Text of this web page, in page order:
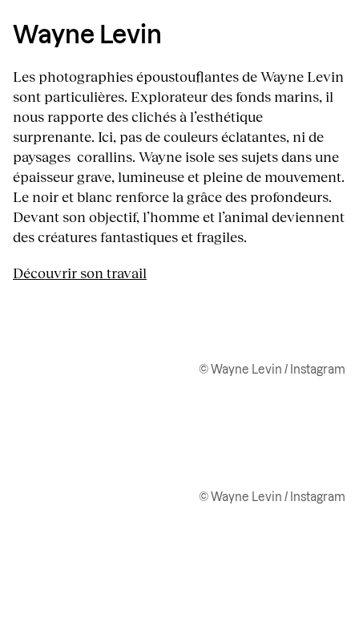
Wayne Levin
Les photographies époustouflantes de Wayne Levin
sont particulières. Explorateur des fonds marins, il
nous rapporte des clichés à l’esthétique
surprenante. Ici, pas de couleurs éclatantes, ni de
paysages corallins. Wayne isole ses sujets dans une
épaisseur grave, lumineuse et pleine de mouvement.
Le noir et blanc renforce la grâce des profondeurs.
Devant son objectif, l’homme et l’animal deviennent
des créatures fantastiques et fragiles.
Découvrir son travail
© Wayne Levin / Instagram
© Wayne Levin / Instagram